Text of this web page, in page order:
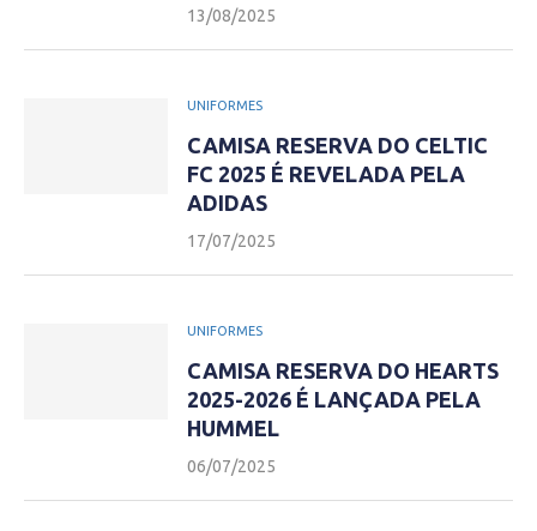
13/08/2025
UNIFORMES
CAMISA RESERVA DO CELTIC
FC 2025 É REVELADA PELA
ADIDAS
17/07/2025
UNIFORMES
CAMISA RESERVA DO HEARTS
2025-2026 É LANÇADA PELA
HUMMEL
06/07/2025